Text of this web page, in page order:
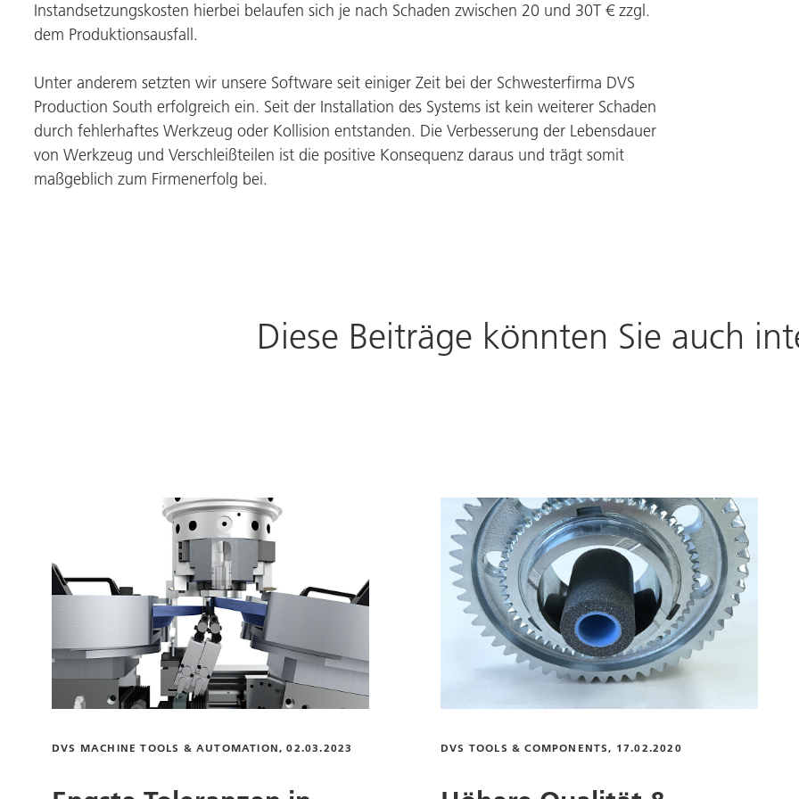
Instandsetzungskosten hierbei belaufen sich je nach Schaden zwischen 20 und 30T € zzgl.
dem Produktionsausfall.
Unter anderem setzten wir unsere Software seit einiger Zeit bei der Schwesterfirma DVS
Production South erfolgreich ein. Seit der Installation des Systems ist kein weiterer Schaden
durch fehlerhaftes Werkzeug oder Kollision entstanden. Die Verbesserung der Lebensdauer
von Werkzeug und Verschleißteilen ist die positive Konsequenz daraus und trägt somit
maßgeblich zum Firmenerfolg bei.
Diese Beiträge könnten Sie auch
DVS MACHINE TOOLS & AUTOMATION, 02.03.2023 DVS TOOLS & COMPONENTS, 17.02.2020